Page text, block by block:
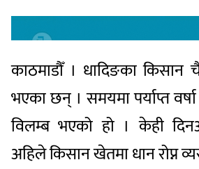
काठमाडौँ । धादिङका किसान
भएका छन् । समयमा पर्याप्त
विलम्ब भएको हो । केही
अहिले किसान खेतमा धान रोप्न